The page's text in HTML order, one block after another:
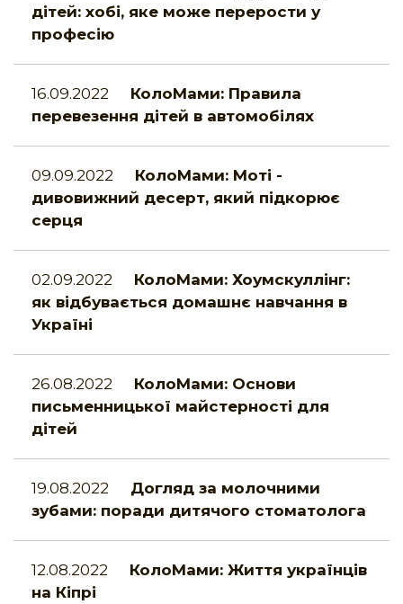
дітей: хобі, яке може перерости у
професію
16.09.2022
КолоМами: Правила
перевезення дітей в автомобілях
09.09.2022
КолоМами: Моті -
дивовижний десерт, який підкорює
серця
02.09.2022
КолоМами: Хоумскуллінг:
як відбувається домашнє навчання в
Україні
26.08.2022
КолоМами: Основи
письменницької майстерності для
дітей
19.08.2022
Догляд за молочними
зубами: поради дитячого стоматолога
12.08.2022
КолоМами: Життя українців
на Кіпрі